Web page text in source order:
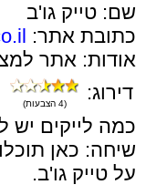
שם: טייק גו'ב
כתובת אתר:
אודות: אתר
דירוג:
(4 הצבעות)
כמה לייקים יש
שיחה: כאן
על טייק גו'ב.